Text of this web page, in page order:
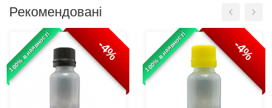
Рекомендовані
100% в наявності -4% 100% в наявності -4%